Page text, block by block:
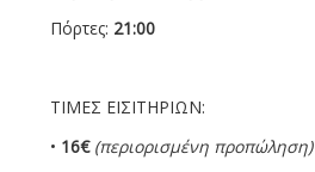
Πόρτες: 21:00
ΤΙΜΕΣ ΕΙΣΙΤΗΡΙΩΝ:
• 16€ (περιορισμένη προπώληση)